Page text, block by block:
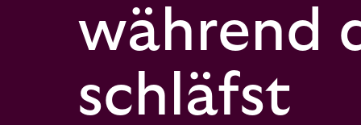
während
schläfst